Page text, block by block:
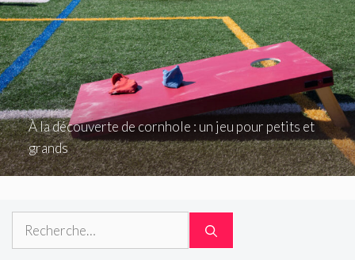
À la découverte de cornhole : un jeu pour petits et
grands
Rechercher :